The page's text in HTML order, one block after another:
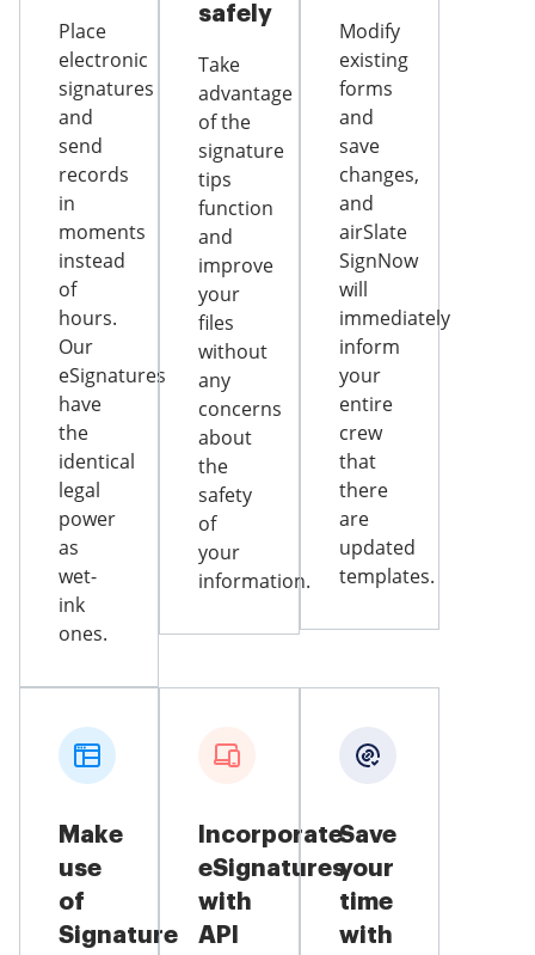
Place
electronic
signatures
and
send
records
in
moments
instead
of
hours.
Our
eSignatures
have
the
identical
legal
power
as
wet-
ink
ones.
safely
Take
advantage
of the
signature
tips
function
and
improve
your
files
without
any
concerns
about
the
safety
of
your
information.
Modify
existing
forms
and
save
changes,
and
airSlate
SignNow
will
immediately
inform
your
entire
crew
that
there
are
updated
templates.
Make
use
of
Signature
Incorporate
eSignatures
with
API
Save
your
time
with